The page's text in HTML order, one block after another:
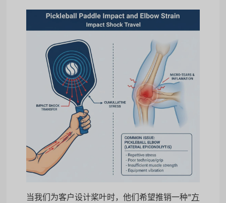
当我们为客户设计桨叶时，他们希望推销一种"方